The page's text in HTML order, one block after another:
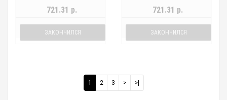
721.31 р.
ЗАКОНЧИЛСЯ
721.31 р.
ЗАКОНЧИЛСЯ
1 2 3 > >|